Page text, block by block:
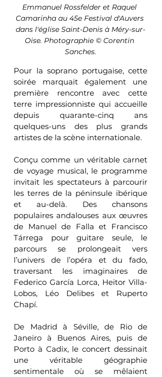
Emmanuel Rossfelder et Raquel
Camarinha au 45e Festival d'Auvers
dans l'église Saint-Denis à Méry-sur-
Oise. Photographie © Corentin
Sanches.
Pour la soprano portugaise, cette
soirée marquait également une
première rencontre avec cette
terre impressionniste qui accueille
depuis quarante-cinq ans
quelques-uns des plus grands
artistes de la scène internationale.
Conçu comme un véritable carnet
de voyage musical, le programme
invitait les spectateurs à parcourir
les terres de la péninsule ibérique
et au-delà. Des chansons
populaires andalouses aux œuvres
de Manuel de Falla et Francisco
Tárrega pour guitare seule, le
parcours se prolongeait vers
l’univers de l’opéra et du fado,
traversant les imaginaires de
Federico García Lorca, Heitor Villa-
Lobos, Léo Delibes et Ruperto
Chapí.
De Madrid à Séville, de Rio de
Janeiro à Buenos Aires, puis de
Porto à Cadix, le concert dessinait
une véritable géographie
sentimentale où se mêlaient